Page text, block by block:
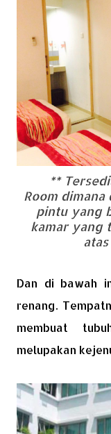
**
Roomdimana
pintu yang
kamar yang
Dan di bawah
renang.
membuat
melupakan